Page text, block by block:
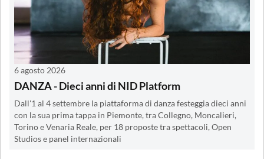
6 agosto 2026
DANZA - Dieci anni di NID Platform
Dall'1 al 4 settembre la piattaforma di danza festeggia dieci anni
con la sua prima tappa in Piemonte, tra Collegno, Moncalieri,
Torino e Venaria Reale, per 18 proposte tra spettacoli, Open
Studios e panel internazionali